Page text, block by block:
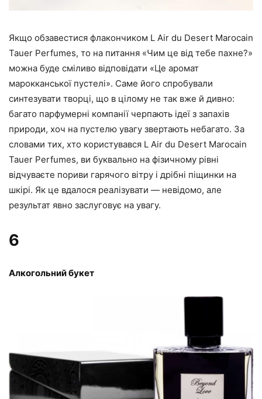
Якщо обзавестися флакончиком L Air du Desert Marocain
Tauer Perfumes, то на питання «Чим це від тебе пахне?»
можна буде сміливо відповідати «Це аромат
марокканської пустелі». Саме його спробували
синтезувати творці, що в цілому не так вже й дивно:
багато парфумерні компанії черпають ідеї з запахів
природи, хоч на пустелю увагу звертають небагато. За
словами тих, хто користувався L Air du Desert Marocain
Tauer Perfumes, ви буквально на фізичному рівні
відчуваєте пориви гарячого вітру і дрібні піщинки на
шкірі. Як це вдалося реалізувати — невідомо, але
результат явно заслуговує на увагу.
6
Алкогольний букет